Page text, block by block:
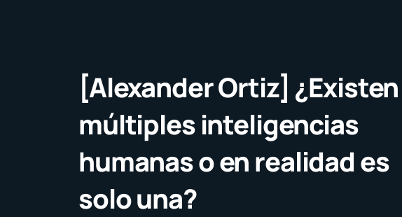
[Alexander Ortiz] ¿Existen
múltiples inteligencias
humanas o en realidad es
solo una?